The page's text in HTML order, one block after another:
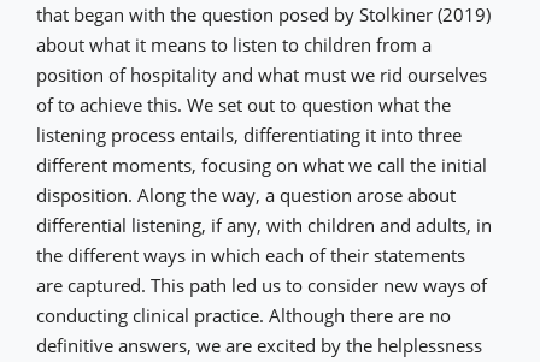
that began with the question posed by Stolkiner (2019)
about what it means to listen to children from a
position of hospitality and what must we rid ourselves
of to achieve this. We set out to question what the
listening process entails, differentiating it into three
different moments, focusing on what we call the initial
disposition. Along the way, a question arose about
differential listening, if any, with children and adults, in
the different ways in which each of their statements
are captured. This path led us to consider new ways of
conducting clinical practice. Although there are no
definitive answers, we are excited by the helplessness